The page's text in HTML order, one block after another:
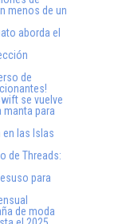
menos de un
aborda el
de
se vuelve
manta para
las Islas
de Threads:
para
de moda